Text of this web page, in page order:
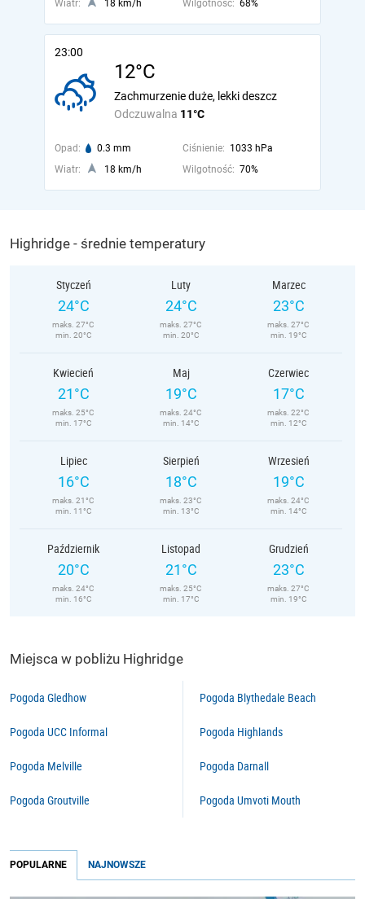
Wiatr: 18 km/h Wilgotność: 68%
23:00
12°C
Odczuwalna 11°C
Zachmurzenie duże, lekki deszcz
Opad: 0.3 mm Ciśnienie: 1033 hPa
Wiatr:
18 km/h Wilgotność: 70%
Highridge - średnie temperatury
Styczeń
24°C
maks. 27°C
min. 20°C
Luty
24°C
maks. 27°C
min. 20°C
Marzec
23°C
maks. 27°C
min. 19°C
Kwiecień
21°C
maks. 25°C
min. 17°C
Maj
19°C
maks. 24°C
min. 14°C
Czerwiec
17°C
maks. 22°C
min. 12°C
Lipiec
16°C
maks. 21°C
min. 11°C
Sierpień
18°C
maks. 23°C
min. 13°C
Wrzesień
19°C
maks. 24°C
min. 14°C
Październik
20°C
maks. 24°C
min. 16°C
Listopad
21°C
maks. 25°C
min. 17°C
Grudzień
23°C
maks. 27°C
min. 19°C
Miejsca w pobliżu Highridge
Pogoda Gledhow
Pogoda UCC Informal
Pogoda Melville
Pogoda Groutville
Pogoda Blythedale Beach
Pogoda Highlands
Pogoda Darnall
Pogoda Umvoti Mouth
POPULARNE NAJNOWSZE